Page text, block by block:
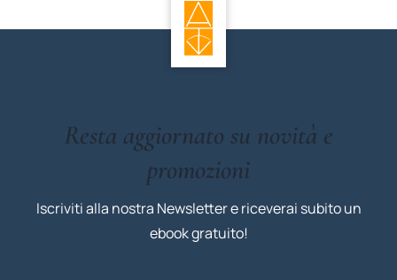
Resta aggiornato su novità e
promozioni
Iscriviti alla nostra Newsletter e riceverai subito un
ebook gratuito!